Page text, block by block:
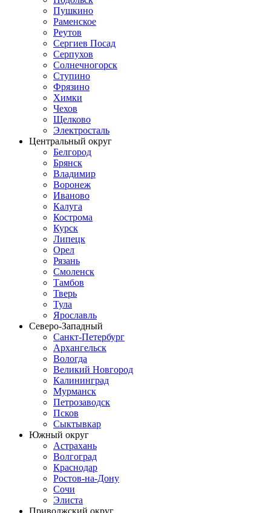
Пушкино
Раменское
Реутов
Сергиев Посад
Серпухов
Солнечногорск
Ступино
Фрязино
Химки
Чехов
Щелково
Электросталь
Центральный округ
Белгород
Брянск
Владимир
Воронеж
Иваново
Калуга
Кострома
Курск
Липецк
Орел
Рязань
Смоленск
Тамбов
Тверь
Тула
Ярославль
Северо-Западный
Санкт-Петербург
Архангельск
Вологда
Великий Новгород
Калининград
Мурманск
Петрозаводск
Псков
Сыктывкар
Южный округ
Астрахань
Волгоград
Краснодар
Ростов-на-Дону
Сочи
Элиста
Приволжский округ